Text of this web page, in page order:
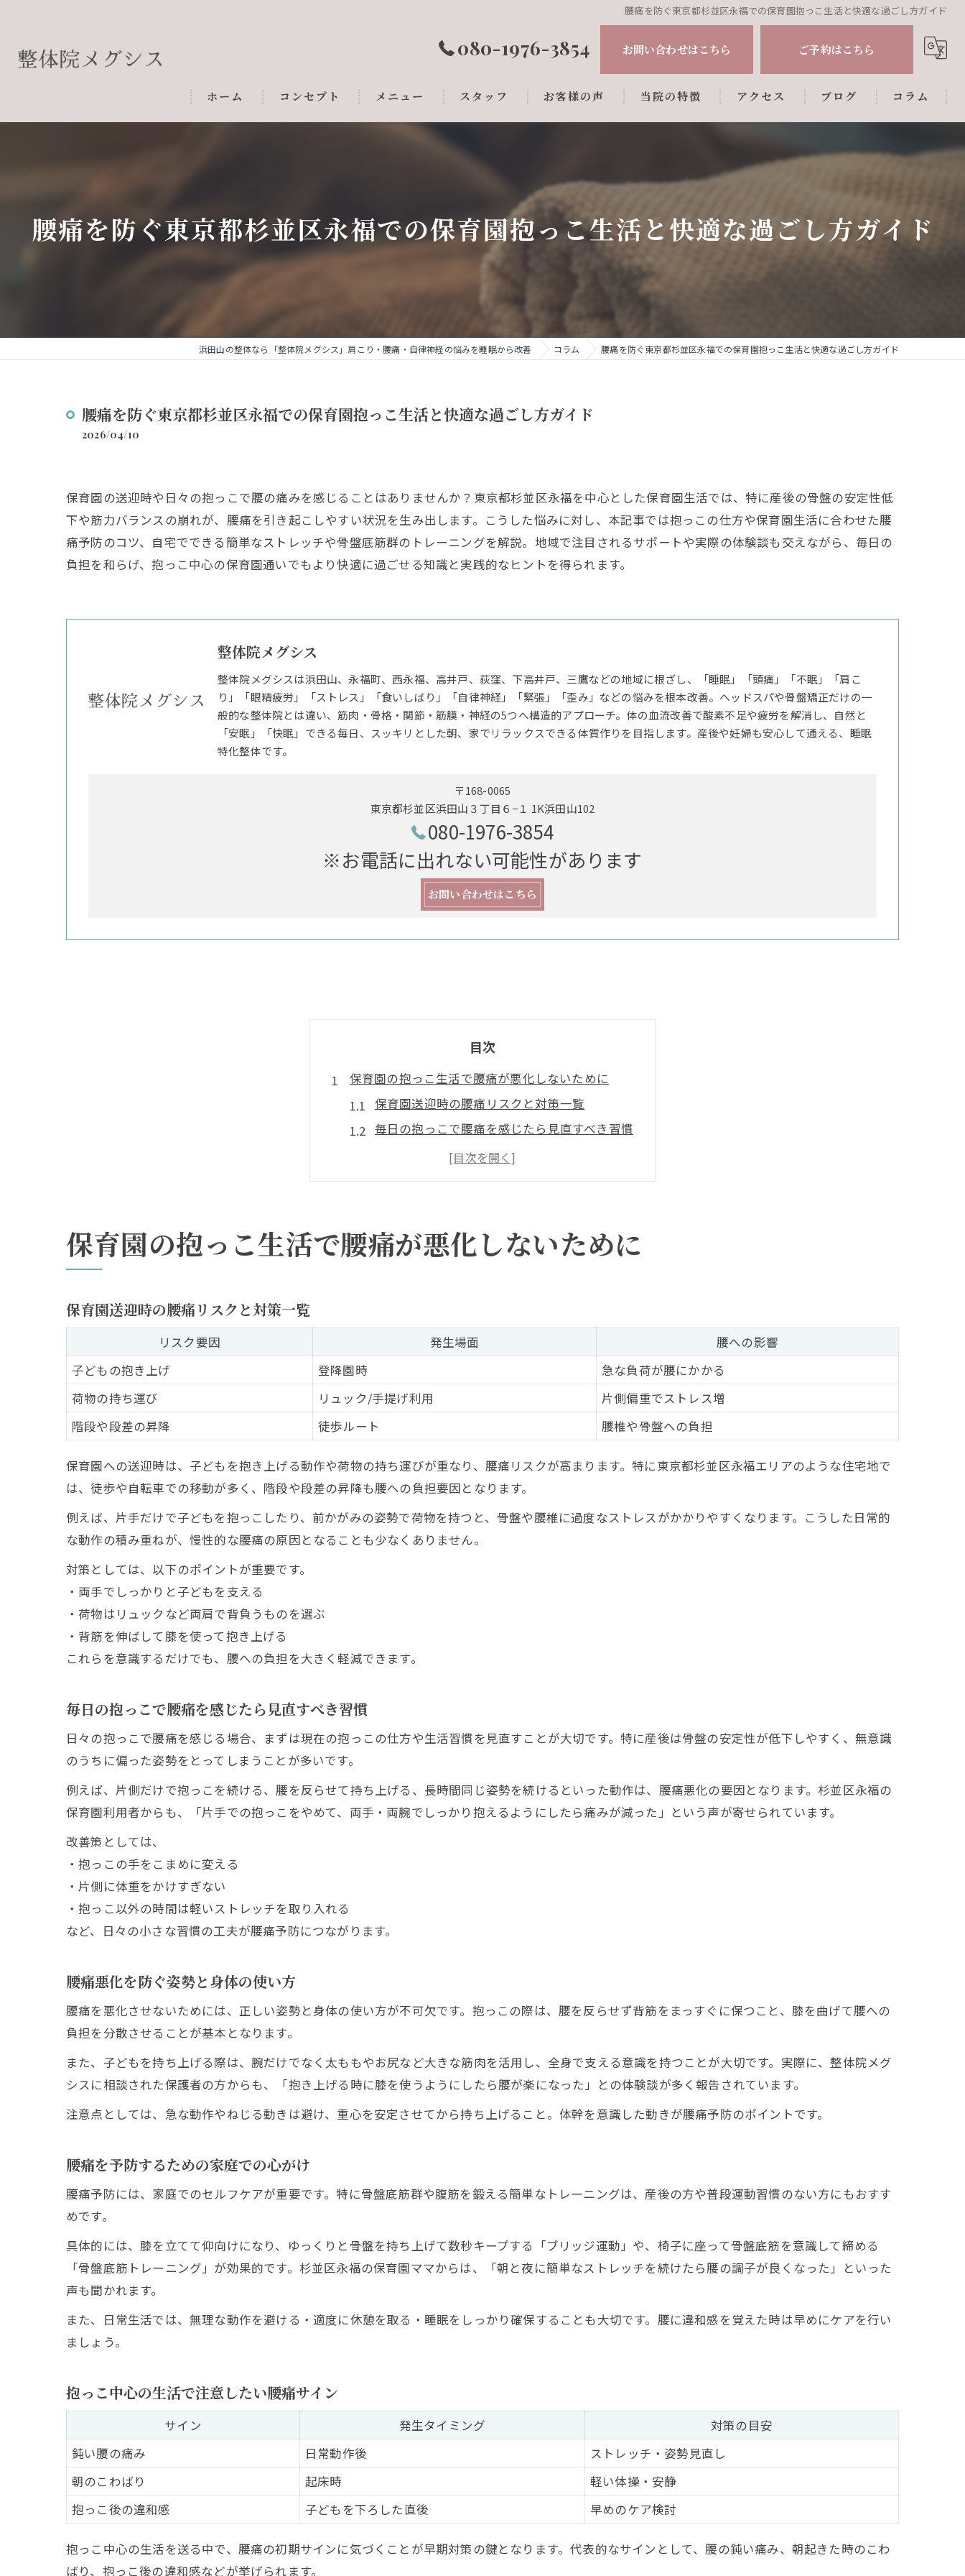
腰痛を防ぐ東京都杉並区永福での保育園抱っこ生活と快適な過ごし方ガイド
080-1976-3854 お問い合わせはこちら ご予約はこちら
ホーム コンセプト メニュー スタッフ お客様の声 当院の特徴
腰痛
マタニティ
産後
アクセス ブログ コラム
腰痛を防ぐ東京都杉並区永福での保育園抱っこ生活と快適な過ごし方ガイド
浜田山の整体なら「整体院メグシス」肩こり・腰痛・自律神経の悩みを睡眠から改善 コラム 腰痛を防ぐ東京都杉並区永福での保育園抱っこ生活と快適な過ごし方ガイド
腰痛を防ぐ東京都杉並区永福での保育園抱っこ生活と快適な過ごし方ガイド
2026/04/10
保育園の送迎時や日々の抱っこで腰の痛みを感じることはありませんか？東京都杉並区永福を中心とした保育園生活では、特に産後の骨盤の安定性低
下や筋力バランスの崩れが、腰痛を引き起こしやすい状況を生み出します。こうした悩みに対し、本記事では抱っこの仕方や保育園生活に合わせた腰
痛予防のコツ、自宅でできる簡単なストレッチや骨盤底筋群のトレーニングを解説。地域で注目されるサポートや実際の体験談も交えながら、毎日の
負担を和らげ、抱っこ中心の保育園通いでもより快適に過ごせる知識と実践的なヒントを得られます。
整体院メグシス
整体院メグシスは浜田山、永福町、西永福、高井戸、荻窪、下高井戸、三鷹などの地域に根ざし、「睡眠」「頭痛」「不眠」「肩こ
り」「眼精疲労」「ストレス」「食いしばり」「自律神経」「緊張」「歪み」などの悩みを根本改善。ヘッドスパや骨盤矯正だけの一
般的な整体院とは違い、筋肉・骨格・関節・筋膜・神経の5つへ構造的アプローチ。体の血流改善で酸素不足や疲労を解消し、自然と
「安眠」「快眠」できる毎日、スッキリとした朝、家でリラックスできる体質作りを目指します。産後や妊婦も安心して通える、睡眠
特化整体です。
〒168-0065
東京都杉並区浜田山３丁目６−１ 1K浜田山102
080-1976-3854
※お電話に出れない可能性があります
お問い合わせはこちら
目次
保育園の抱っこ生活で腰痛が悪化しないために
保育園送迎時の腰痛リスクと対策一覧
毎日の抱っこで腰痛を感じたら見直すべき習慣
腰痛悪化を防ぐ姿勢と身体の使い方
腰痛を予防するための家庭での心がけ
産後ママ向け腰痛ケアと永福での抱っこ対策
産後の腰痛を軽減するセルフケア法まとめ
腰痛に悩む産後ママが実践した体験談
産後の腰痛予防に役立つ運動習慣
抱っこ紐使用時の腰痛予防ポイント集
抱っこ紐別・腰痛への影響早見表
腰痛を防ぐ抱っこ紐の装着チェックリスト
快適な抱っこ紐選びのヒント
腰痛持ちママのための抱っこ紐活用法
自宅でできる腰痛軽減ストレッチ実践法
親子で取り組める簡単ストレッチ
子連れOKの腰痛ケア講座情報
参加者の声に学ぶ腰痛対策の実例
永福エリアの腰痛サポート最新動向
腰痛予防のための歩き方と姿勢のヒント
保育園の抱っこ生活で腰痛が悪化しないために
保育園送迎時の腰痛リスクと対策一覧
リスク要因 発生場面
腰への影響
子どもの抱き上げ
登降園時
急な負荷が腰にかかる
荷物の持ち運び
リュック/手提げ利用
片側偏重でストレス増
階段や段差の昇降
徒歩ルート 腰椎や骨盤への負担
保育園への送迎時は、子どもを抱き上げる動作や荷物の持ち運びが重なり、腰痛リスクが高まります。特に東京都杉並区永福エリアのような住宅地で
は、徒歩や自転車での移動が多く、階段や段差の昇降も腰への負担要因となります。
例えば、片手だけで子どもを抱っこしたり、前かがみの姿勢で荷物を持つと、骨盤や腰椎に過度なストレスがかかりやすくなります。こうした日常的
な動作の積み重ねが、慢性的な腰痛の原因となることも少なくありません。
対策としては、以下のポイントが重要です。
・両手でしっかりと子どもを支える
・荷物はリュックなど両肩で背負うものを選ぶ
・背筋を伸ばして膝を使って抱き上げる
これらを意識するだけでも、腰への負担を大きく軽減できます。
毎日の抱っこで腰痛を感じたら見直すべき習慣
日々の抱っこで腰痛を感じる場合、まずは現在の抱っこの仕方や生活習慣を見直すことが大切です。特に産後は骨盤の安定性が低下しやすく、無意識
のうちに偏った姿勢をとってしまうことが多いです。
例えば、片側だけで抱っこを続ける、腰を反らせて持ち上げる、長時間同じ姿勢を続けるといった動作は、腰痛悪化の要因となります。杉並区永福の
保育園利用者からも、「片手での抱っこをやめて、両手・両腕でしっかり抱えるようにしたら痛みが減った」という声が寄せられています。
改善策としては、
・抱っこの手をこまめに変える
・片側に体重をかけすぎない
・抱っこ以外の時間は軽いストレッチを取り入れる
など、日々の小さな習慣の工夫が腰痛予防につながります。
腰痛悪化を防ぐ姿勢と身体の使い方
腰痛を悪化させないためには、正しい姿勢と身体の使い方が不可欠です。抱っこの際は、腰を反らせず背筋をまっすぐに保つこと、膝を曲げて腰への
負担を分散させることが基本となります。
また、子どもを持ち上げる際は、腕だけでなく太ももやお尻など大きな筋肉を活用し、全身で支える意識を持つことが大切です。実際に、整体院メグ
シスに相談された保護者の方からも、「抱き上げる時に膝を使うようにしたら腰が楽になった」との体験談が多く報告されています。
注意点としては、急な動作やねじる動きは避け、重心を安定させてから持ち上げること。体幹を意識した動きが腰痛予防のポイントです。
腰痛を予防するための家庭での心がけ
腰痛予防には、家庭でのセルフケアが重要です。特に骨盤底筋群や腹筋を鍛える簡単なトレーニングは、産後の方や普段運動習慣のない方にもおすす
めです。
具体的には、膝を立てて仰向けになり、ゆっくりと骨盤を持ち上げて数秒キープする「ブリッジ運動」や、椅子に座って骨盤底筋を意識して締める
「骨盤底筋トレーニング」が効果的です。杉並区永福の保育園ママからは、「朝と夜に簡単なストレッチを続けたら腰の調子が良くなった」といった
声も聞かれます。
また、日常生活では、無理な動作を避ける・適度に休憩を取る・睡眠をしっかり確保することも大切です。腰に違和感を覚えた時は早めにケアを行い
ましょう。
抱っこ中心の生活で注意したい腰痛サイン
サイン 発生タイミング
対策の目安
鈍い腰の痛み
日常動作後
ストレッチ・姿勢見直し
朝のこわばり
起床時
軽い体操・安静
抱っこ後の違和感
子どもを下ろした直後 早めのケア検討
抱っこ中心の生活を送る中で、腰痛の初期サインに気づくことが早期対策の鍵となります。代表的なサインとして、腰の鈍い痛み、朝起きた時のこわ
ばり、抱っこ後の違和感などが挙げられます。